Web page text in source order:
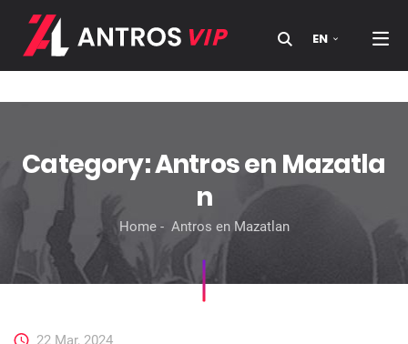
EN
Category:Antros en Mazatla
n
Home Antros en Mazatlan
22 Mar, 2024